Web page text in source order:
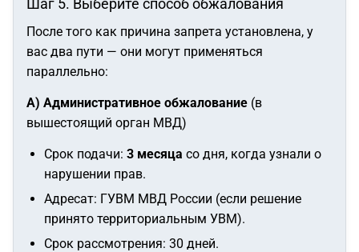
Шаг 5. Выберите способ обжалования
После того как причина запрета установлена, у
вас два пути — они могут применяться
параллельно:
А) Административное обжалование (в
вышестоящий орган МВД)
Срок подачи: 3 месяца со дня, когда узнали о
нарушении прав.
Адресат: ГУВМ МВД России (если решение
принято территориальным УВМ).
Срок рассмотрения: 30 дней.